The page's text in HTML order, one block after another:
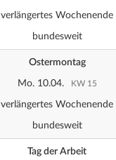
verlängertes Wochenende
bundesweit
Ostermontag
Mo. 10.04. KW 15
verlängertes Wochenende
bundesweit
Tag der Arbeit